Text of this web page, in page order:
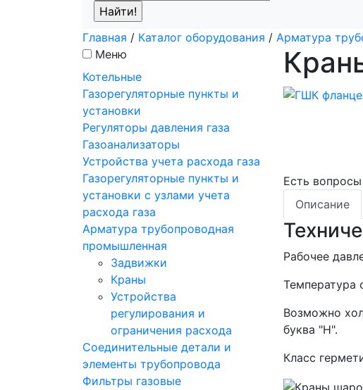
Главная / Каталог оборудования / Арматура
Меню
Котельные
Газорегуляторные пункты и
установки
Регуляторы давления газа
Газоанализаторы
Устройства учета расхода газа
Газорегуляторные пункты и
установки с узлами учета
расхода газа
Арматура трубопроводная
промышленная
Задвижки
Краны
Устройства
регулирования и
ограничения расхода
Соединительные детали и
элементы трубопровода
Фильтры газовые
Есть
Описание
Рабочее
Возможно
буква "Н".
Класс